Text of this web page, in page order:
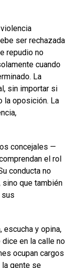
ser rechazada
repudio no
cuando
La
sin importar si
la oposición. La
concejales —
el rol
conducta no
que también
sus
escucha y opina,
en la calle no
ocupan cargos
gente se